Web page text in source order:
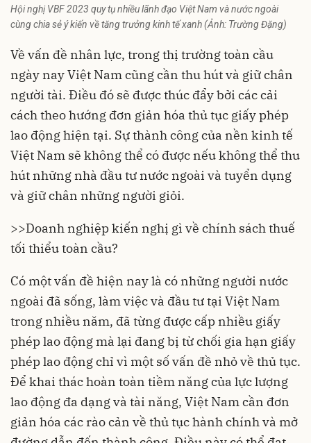
Hội nghị VBF 2023 quy tụ nhiều lãnh đạo Việt Nam và nước ngoài
cùng chia sẻ ý kiến về tăng trưởng kinh tế xanh (Ảnh: Trường Đặng)
Về vấn đề nhân lực, trong thị trường toàn cầu
ngày nay Việt Nam cũng cần thu hút và giữ chân
người tài. Điều đó sẽ được thúc đẩy bởi các cải
cách theo hướng đơn giản hóa thủ tục giấy phép
lao động hiện tại. Sự thành công của nền kinh tế
Việt Nam sẽ không thể có được nếu không thể thu
hút những nhà đầu tư nước ngoài và tuyển dụng
và giữ chân những người giỏi.
>>Doanh nghiệp kiến nghị gì về chính sách thuế
tối thiểu toàn cầu?
Có một vấn đề hiện nay là có những người nước
ngoài đã sống, làm việc và đầu tư tại Việt Nam
trong nhiều năm, đã từng được cấp nhiều giấy
phép lao động mà lại đang bị từ chối gia hạn giấy
phép lao động chỉ vì một số vấn đề nhỏ về thủ tục.
Để khai thác hoàn toàn tiềm năng của lực lượng
lao động đa dạng và tài năng, Việt Nam cần đơn
giản hóa các rào cản về thủ tục hành chính và mở